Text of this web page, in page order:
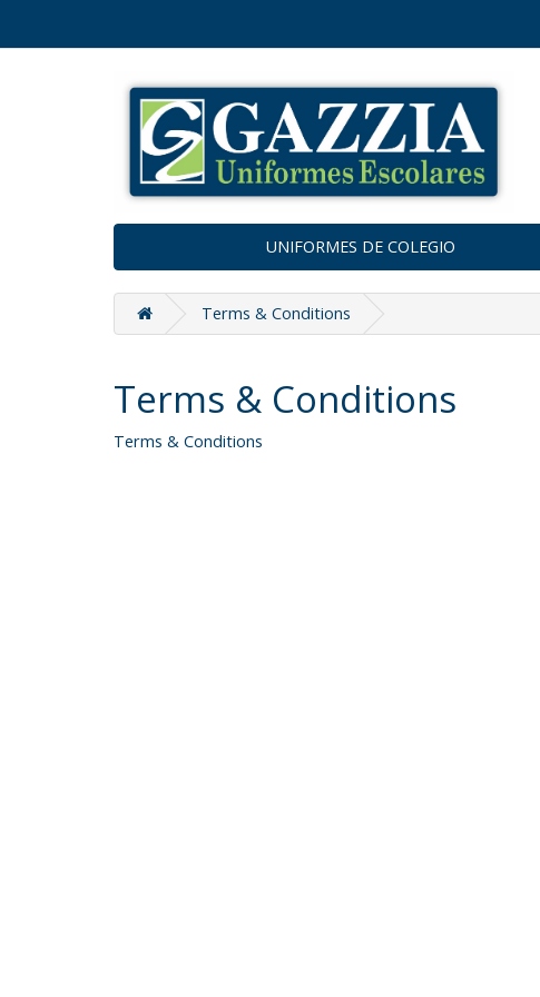
UNIFORMES DE COLEGIO
Terms & Conditions
Terms & Conditions
Terms & Conditions